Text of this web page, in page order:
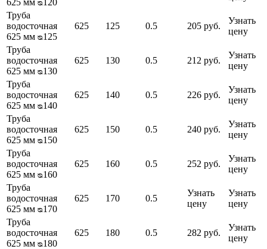
Труба
водосточная
625 мм ᴓ125
625 125 0.5 205 руб.
Узнать
цену
Труба
водосточная
625 мм ᴓ130
625 130 0.5 212 руб.
Узнать
цену
Труба
водосточная
625 мм ᴓ140
625 140 0.5 226 руб.
Узнать
цену
Труба
водосточная
625 мм ᴓ150
625 150 0.5 240 руб.
Узнать
цену
Труба
водосточная
625 мм ᴓ160
625 160 0.5 252 руб.
Узнать
цену
Труба
водосточная
625 мм ᴓ170
625 170 0.5
Узнать
цену
Узнать
цену
Труба
водосточная
625 мм ᴓ180
625 180 0.5 282 руб.
Узнать
цену